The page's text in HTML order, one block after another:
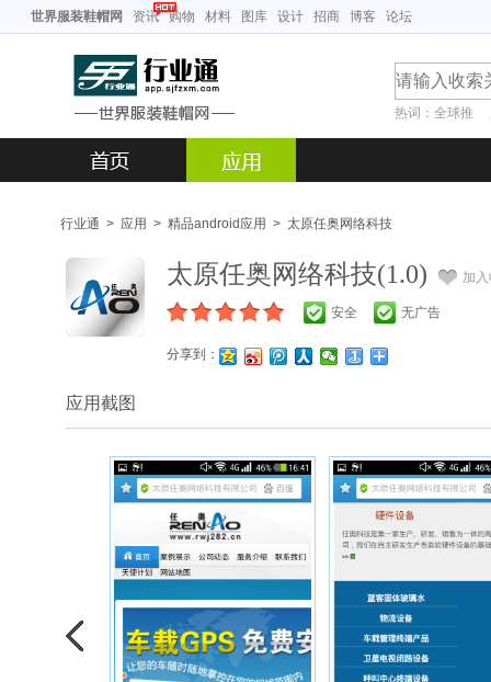
世界服装鞋帽网 资讯 购物 材料 图库 设计 招商 博客 论坛
热词： 全球推
行业通 > 应用 > 精品android应用 > 太原任奥网络科技
太原任奥网络科技(1.0) 加
安全 无广告
分享到：
应用截图